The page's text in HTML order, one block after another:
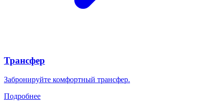
Трансфер
Забронируйте комфортный трансфер.
Подробнее